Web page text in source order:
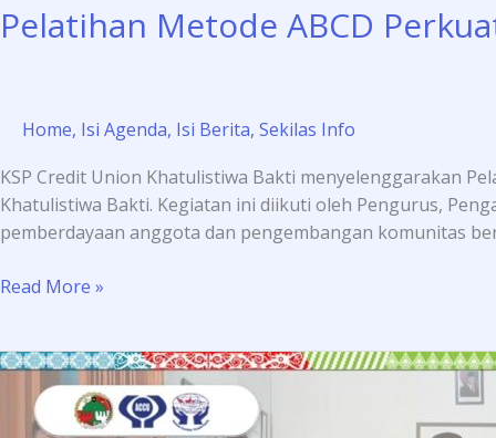
Pelatihan Metode ABCD
Home, Isi Agenda, Isi Berita, Sekilas Info
KSP Credit Union Khatulistiwa Bakti menyelenggarakan
Khatulistiwa Bakti. Kegiatan ini diikuti oleh Pengurus,
pemberdayaan anggota dan pengembangan komunitas
Read More »
Pelatihan
Pembukuan
untuk